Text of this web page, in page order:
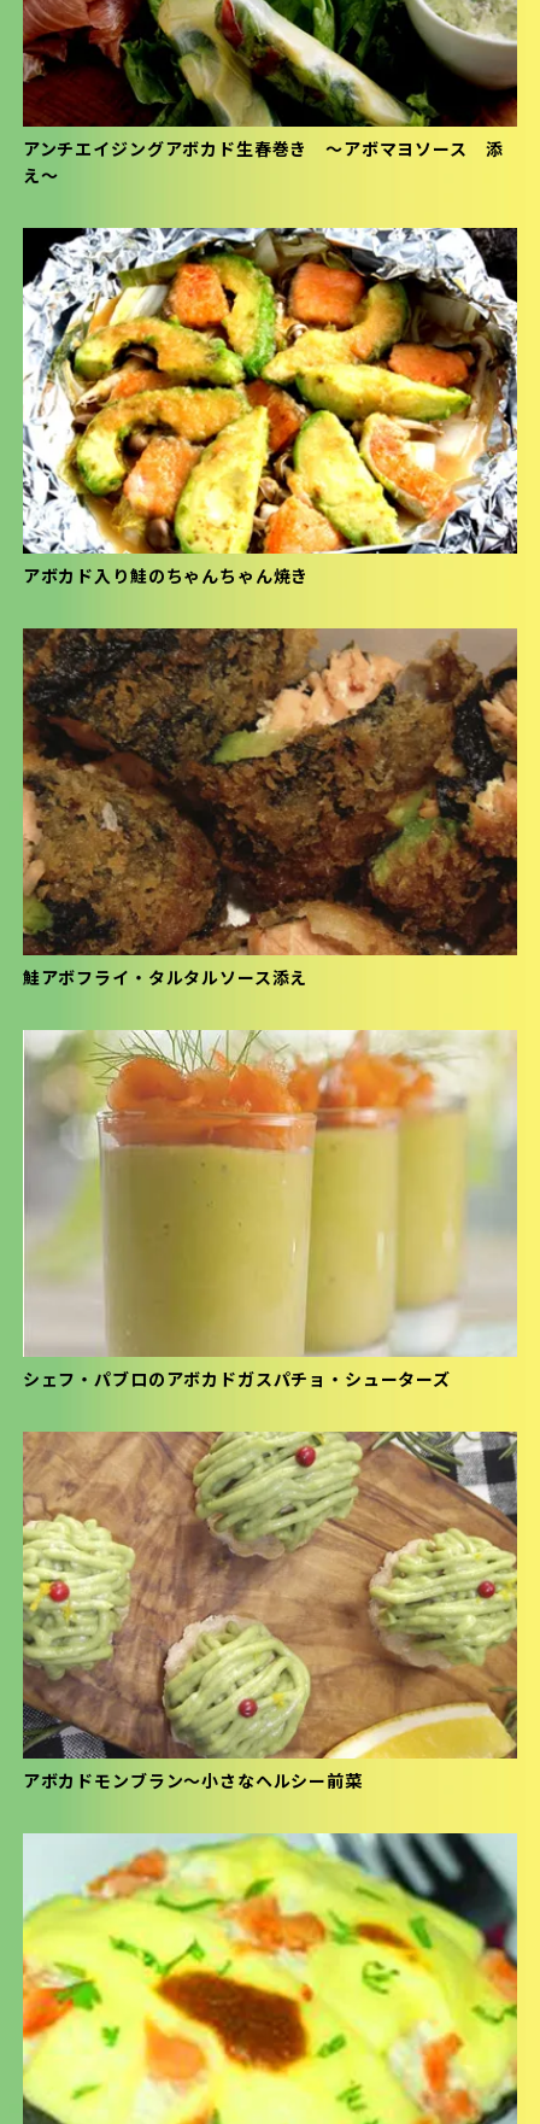
アンチエイジングアボカド生春巻き 〜アボマヨソース 添
え〜
アボカド入り鮭のちゃんちゃん焼き
鮭アボフライ・タルタルソース添え
シェフ・パブロのアボカドガスパチョ・シューターズ
アボカドモンブラン〜小さなヘルシー前菜